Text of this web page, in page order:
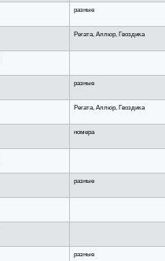
разные
Регата, Аллюр, Гвоздика
разные
Регата, Аллюр, Гвоздика
номера
разные
разные